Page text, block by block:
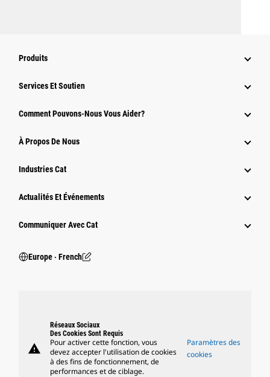
Produits
Services Et Soutien
Comment Pouvons-Nous Vous Aider?
À Propos De Nous
Industries Cat
Actualités Et Événements
Communiquer Avec Cat
Europe ‧ French
warning
Réseaux Sociaux
Des Cookies Sont Requis
Pour activer cette fonction, vous
devez accepter l'utilisation de cookies
à des fins de fonctionnement, de
performances et de ciblage.
Paramètres des
cookies